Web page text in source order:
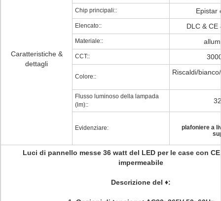
Caratteristiche &
dettagli
Chip principali:: Epistar
Elencato:: DLC & CE
Materiale::
CCT::
Colore::
Riscaldi/
Flusso luminoso della lampada
(lm)::
Evidenziare:
plafoniere a
Luci di pannello messe 36 watt del LED per le case con CE
impermeabile
Descrizione del ♦: